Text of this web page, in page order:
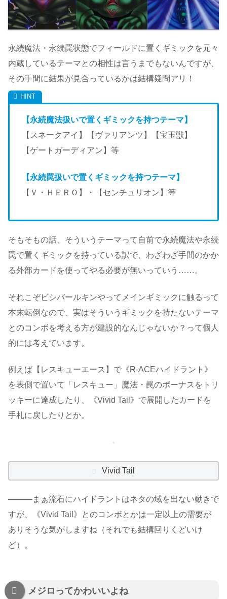
永続魔法・永続罠状態でフィールドに置くギミックを元々
内蔵しているテーマとの相性は言うまでもないんですが、
その手間に結果が見合っているかは結構疑問アリ！
【永続魔法扱いで置くギミックを持つテーマ】
【スネークアイ】【ヴァリアンツ】【宝玉獣】
【ゲートガーディアン】等
【永続罠扱いで置くギミックを持つテーマ】
【Ｖ・ＨＥＲＯ】・【センチュリオン】等
そもそもの話、そういうテーマって自前で永続魔法や永続
罠で置くギミックを持っている訳で、わざわざ手間のかか
る外部カードを使ってやる必要が無いっていう……。
それこぞビシバールキンやってメインギミックに触るって
本末転倒なので、実はそういうギミックを持たないテーマ
とのコンボを考える方が建設的なんじゃないか？って個人
的には考えています。
例えば【レスキューエース】で《R-ACEハイドラント》
を表側で置いて「レスキュー」魔法・罠のボーナスをトリ
ッキーに達成したり、《Vivid Tail》で展開したカードを
手札に戻したりとか。
Vivid Tail
―――まぁ流石にハイドラントはネタの域を出ない動きで
すが、《Vivid Tail》とのコンボとかは一定以上の需要が
ありそうな気がしますね（それでも結構回りくどいけ
ど）。
メジロってかわいいよね